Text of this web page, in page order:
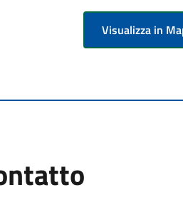
Visualizza in